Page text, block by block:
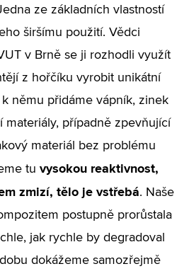
ze základních vlastností
širšímu použití. Vědci
v Brně se ji rozhodli využít
z hořčíku vyrobit unikátní
k němu přidáme vápník, zinek
materiály, případně zpevňující
materiál bez problému
tu vysokou reaktivnost,
zmizí, tělo je vstřebá. Naše
postupně prorůstala
jak rychle by degradoval
dokážeme samozřejmě